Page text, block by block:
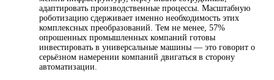
адаптировать производственные процессы. Масштабную
роботизацию сдерживает именно необходимость этих
комплексных преобразований. Тем не менее, 57%
опрошенных промышленных компаний готовы
инвестировать в универсальные машины — это говорит о
серьёзном намерении компаний двигаться в сторону
автоматизации.